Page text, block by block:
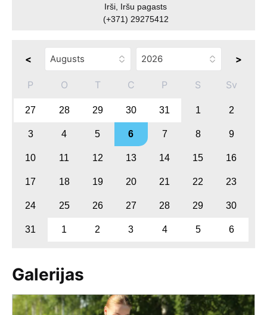
Irši, Iršu pagasts
(+371) 29275412
< >
P O T C P S Sv
27 28 29 30 31 1 2
3 4 5 6 7 8 9
10 11 12 13 14 15 16
17 18 19 20 21 22 23
24 25 26 27 28 29 30
31 1 2 3 4 5 6
Galerijas